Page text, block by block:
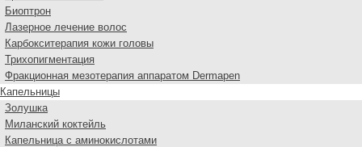
Биоптрон
Лазерное лечение волос
Карбокситерапия кожи головы
Трихопигментация
Фракционная мезотерапия аппаратом Dermapen
Капельницы
Золушка
Миланский коктейль
Капельница с аминокислотами